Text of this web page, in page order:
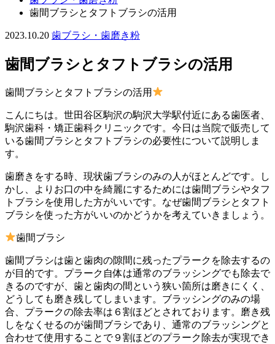
歯間ブラシとタフトブラシの活用
2023.10.20 歯ブラシ・歯磨き粉
歯間ブラシとタフトブラシの活用
歯間ブラシとタフトブラシの活用
こんにちは。世田谷区駒沢の駒沢大学駅付近にある歯医者、
駒沢歯科・矯正歯科クリニックです。今日は当院で販売して
いる歯間ブラシとタフトブラシの必要性について説明しま
す。
歯磨きをする時、現状歯ブラシのみの人がほとんどです。し
かし、よりお口の中を綺麗にするためには歯間ブラシやタフ
トブラシを使用した方がいいです。なぜ歯間ブラシとタフト
ブラシを使った方がいいのかどうかを考えていきましょう。
歯間ブラシ
歯間ブラシは歯と歯肉の隙間に残ったプラークを除去するの
が目的です。プラーク自体は通常のブラッシングでも除去で
きるのですが、歯と歯肉の間という狭い箇所は磨きにくく、
どうしても磨き残してしまいます。ブラッシングのみの場
合、プラークの除去率は６割ほどとされております。磨き残
しをなくせるのが歯間ブラシであり、通常のブラッシングと
合わせて使用することで９割ほどのプラーク除去が実現でき